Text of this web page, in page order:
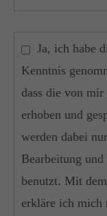
Ja, ich habe
Kenntnis
dass die von mir
erhoben und
werden dabei
Bearbeitung
benutzt. Mit
erkläre ich mich